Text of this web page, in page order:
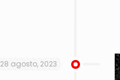
28 agosto, 2023